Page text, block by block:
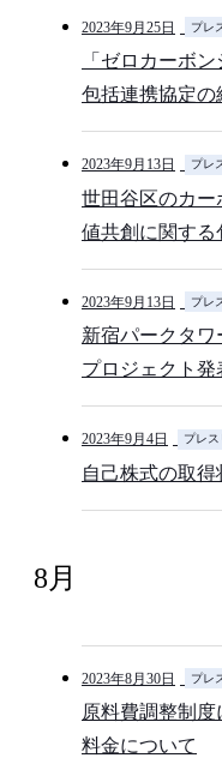
2023年9月25日 プレ
「ゼロカーボ
包括連携協定の
2023年9月13日 プレ
世田谷区のカー
値共創に関する
2023年9月13日 プレ
新宿パークタワ
プロジェクト発
2023年9月4日 プレ
自己株式の取
8月
2023年8月30日 プレ
原料費調整制度
料金について